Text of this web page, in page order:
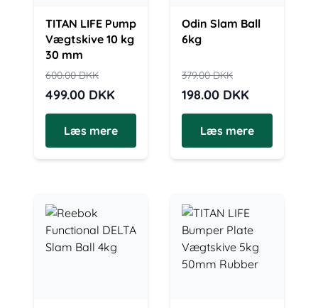
TITAN LIFE Pump
Vægtskive 10 kg
30 mm
600.00DKK
499.00 DKK
Læs mere
Odin Slam Ball
6kg
379.00DKK
198.00 DKK
Læs mere